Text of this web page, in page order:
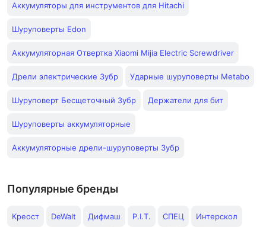
Аккумуляторы для инструментов для Hitachi
Шуруповерты Edon
Аккумуляторная Отвертка Xiaomi Mijia Electric Screwdriver
Дрели электрические Зубр Ударные шуруповерты Metabo
Шуруповерт Бесщеточный Зубр Держатели для бит
Шуруповерты аккумуляторные
Аккумуляторные дрели-шуруповерты Зубр
Популярные бренды
Креост DeWalt Дифмаш P.I.T. СПЕЦ Интерскол